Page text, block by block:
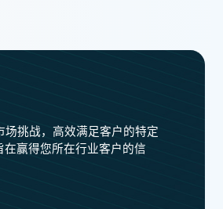
挑战，高效满足客户的特定
赢得您所在行业客户的信